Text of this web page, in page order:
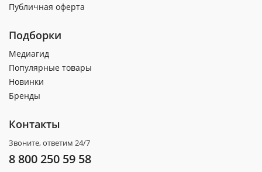
Публичная оферта
Подборки
Медиагид
Популярные товары
Новинки
Бренды
Контакты
Звоните, ответим 24/7
8 800 250 59 58